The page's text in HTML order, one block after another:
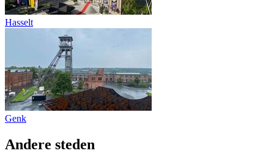
Hasselt
Genk
Andere steden